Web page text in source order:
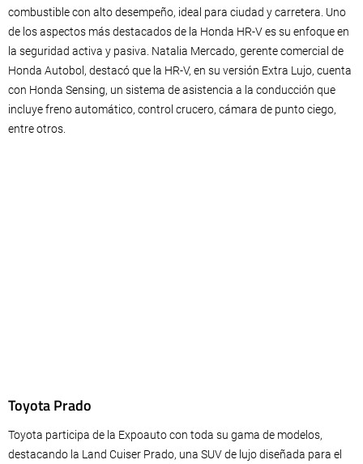
combustible con alto desempeño, ideal para ciudad y carretera. Uno
de los aspectos más destacados de la Honda HR-V es su enfoque en
la seguridad activa y pasiva. Natalia Mercado, gerente comercial de
Honda Autobol, destacó que la HR-V, en su versión Extra Lujo, cuenta
con Honda Sensing, un sistema de asistencia a la conducción que
incluye freno automático, control crucero, cámara de punto ciego,
entre otros.
Toyota Prado
Toyota participa de la Expoauto con toda su gama de modelos,
destacando la Land Cuiser Prado, una SUV de lujo diseñada para el